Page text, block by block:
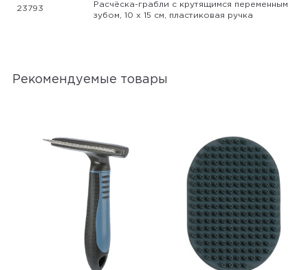
23793
Расчёска-грабли с крутящимся переменным
зубом, 10 х 15 см, пластиковая ручка
Рекомендуемые товары